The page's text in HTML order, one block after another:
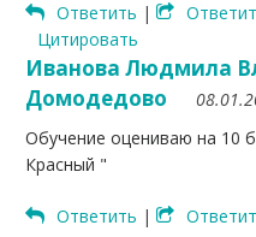
Ответить |
Цитировать
Иванова Людмила
Домодедово
Обучение оцениваю на 10
Красный "
Ответить |